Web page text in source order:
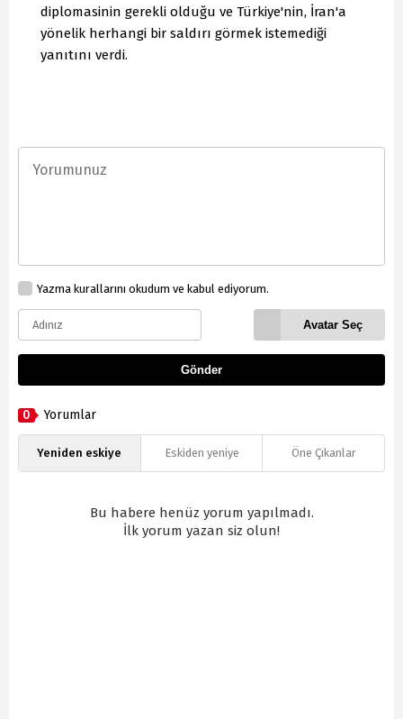
diplomasinin gerekli olduğu ve Türkiye'nin, İran'a
yönelik herhangi bir saldırı görmek istemediği
yanıtını verdi.
Yazma kurallarını okudum ve kabul ediyorum.
Avatar Seç
Gönder
0 Yorumlar
Yeniden eskiye Eskiden yeniye Öne Çıkanlar
Bu habere henüz yorum yapılmadı.
İlk yorum yazan siz olun!